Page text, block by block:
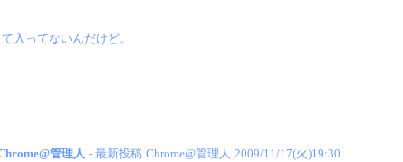
入ってないんだけど。
管理人 - 最新投稿 Chrome@管理人 2009/11/17(火)19:30